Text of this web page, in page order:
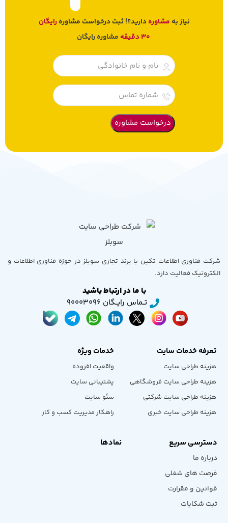
نیاز به مشاوره دارید؟! ثبت درخواست مشاورهرایگان
مشاوره رایگان
شرکت فناوری اطلاعات تکین با برند تجاری سوبلز در حوزه فناوری اطلاعات و
الکترونیک فعالیت دارد.
با ما در ارتباط باشید
تــماس رایــگان 90003096
تعرفه خدمات سایت
هزینه طراحی سایت
هزینه طراحی سایت فروشگاهی
هزینه طراحی سایت شرکتی
هزینه طراحی سایت خبری
خدمات ویژه
واقعیت افزوده
پشتیبانی سایت
سئو سایت
راهکار مدیریت کسب و کار
دسترسی سریع
درباره ما
فرصت های شغلی
قوانین و مقرارت
ثبت شکایات
نمادها